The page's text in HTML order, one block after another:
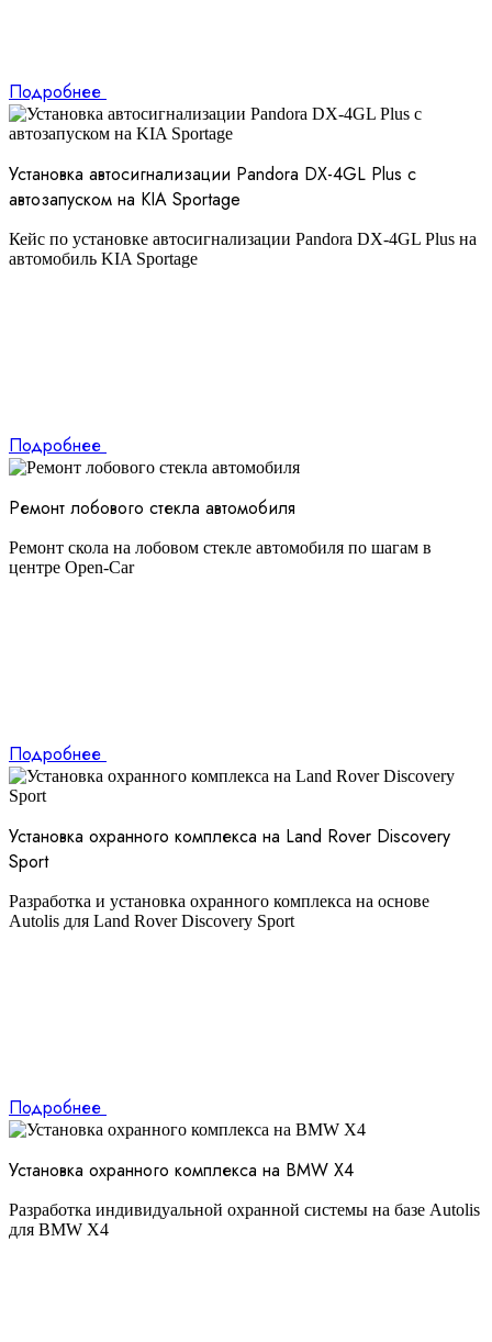
Подробнее
Установка автосигнализации Pandora DX-4GL Plus с
автозапуском на KIA Sportage
Кейс по установке автосигнализации Pandora DX-4GL Plus на
автомобиль KIA Sportage
Подробнее
Ремонт лобового стекла автомобиля
Ремонт скола на лобовом стекле автомобиля по шагам в
центре Open-Car
Подробнее
Установка охранного комплекса на Land Rover Discovery
Sport
Разработка и установка охранного комплекса на основе
Autolis для Land Rover Discovery Sport
Подробнее
Установка охранного комплекса на BMW X4
Разработка индивидуальной охранной системы на базе Autolis
для BMW X4